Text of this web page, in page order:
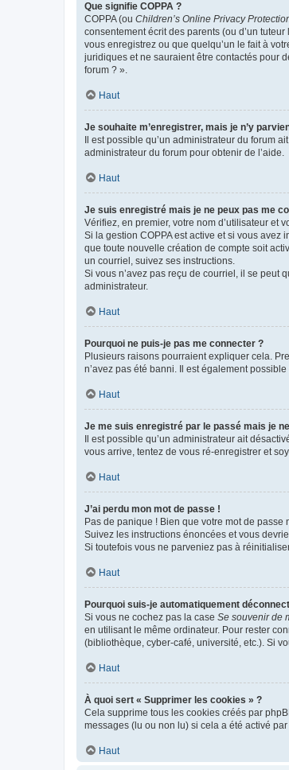
Que signifie COPPA ?
COPPA (ou Children’s Online Privacy
consentement écrit des parents (ou d’un
vous enregistrez ou que quelqu’un le fait à
juridiques et ne sauraient être contactés pour
forum ? ».
Haut
Je souhaite m’enregistrer, mais je n’y
Il est possible qu’un administrateur du forum
administrateur du forum pour obtenir de l’aide.
Haut
Je suis enregistré mais je ne peux pas me
Vérifiez, en premier, votre nom d’utilisateur et
Si la gestion COPPA est active et si vous
que toute nouvelle création de compte soit
un courriel, suivez ses instructions.
Si vous n’avez pas reçu de courriel, il se peut
administrateur.
Haut
Pourquoi ne puis-je pas me connecter ?
Plusieurs raisons pourraient expliquer cela.
n’avez pas été banni. Il est également
Haut
Je me suis enregistré par le passé mais je
Il est possible qu’un administrateur ait
vous arrive, tentez de vous ré-enregistrer et
Haut
J’ai perdu mon mot de passe !
Pas de panique ! Bien que votre mot de
Suivez les instructions énoncées et vous
Si toutefois vous ne parveniez pas à
Haut
Pourquoi suis-je automatiquement
Si vous ne cochez pas la case Se souvenir de
en utilisant le même ordinateur. Pour rester
(bibliothèque, cyber-café, université, etc.). Si
Haut
À quoi sert « Supprimer les cookies » ?
Cela supprime tous les cookies créés par
messages (lu ou non lu) si cela a été activé
Haut